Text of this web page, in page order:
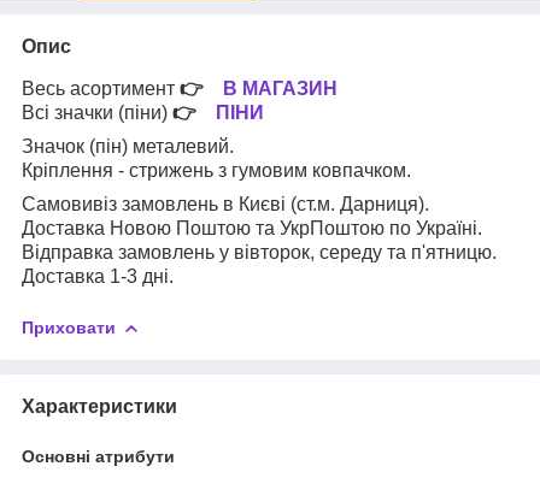
Опис
Весь асортимент 👉
В МАГАЗИН
Всі значки (піни) 👉
ПІНИ
Значок (пін) металевий.
Кріплення - стрижень з гумовим ковпачком.
Самовивіз замовлень в Києві (ст.м. Дарниця).
Доставка Новою Поштою та УкрПоштою по Україні.
Відправка замовлень у вівторок, середу та п'ятницю.
Доставка 1-3 дні.
Приховати
Характеристики
Основні атрибути